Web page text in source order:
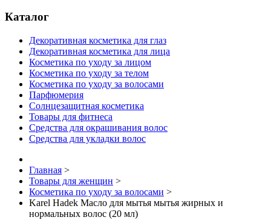
Каталог
Декоративная косметика для глаз
Декоративная косметика для лица
Косметика по уходу за лицом
Косметика по уходу за телом
Косметика по уходу за волосами
Парфюмерия
Солнцезащитная косметика
Товары для фитнеса
Средства для окрашивания волос
Средства для укладки волос
Главная >
Товары для женщин >
Косметика по уходу за волосами >
Karel Hadek Mасло для мытья мытья жирных и
нормальных волос (20 мл)